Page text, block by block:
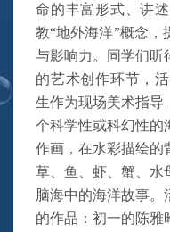
命的丰富形式、讲
教“地外海洋”概念，
与影响力。同学们听
的艺术创作环节，
生作为现场美术指导
个科学性或科幻性的
作画， 在水彩描绘的
草、鱼、虾、蟹、水
脑海中的海洋故事。
的作品 ： 初一的陈雅